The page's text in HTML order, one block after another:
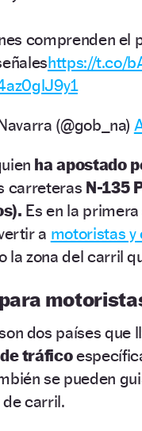
comprenden el
https://t.co/
(@gob_na)
ha apostado
carreteras N-135
Es en la
a motoristas y
la zona del carril
dos países que
tráfico
se pueden
carril.